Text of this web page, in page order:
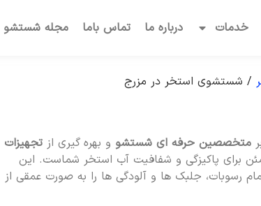
خدمات درباره ما تماس باما مجله شستشو
/ شستشوی استخر در مزرج
متخصصین حرفه ای شستشو و بهره گیری از تجهیزات
برای پاکیزگی و شفافیت آب استخر شماست. این
رسوبات، جلبک ها و آلودگی ها را به صورت عمقی از